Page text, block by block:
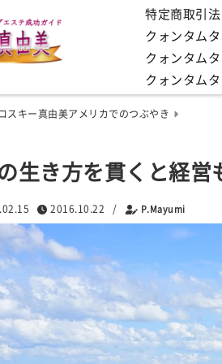
特定商取引法
クォンタム
クォンタム
クォンタム
スキー真由美アメリカでのつぶやき
生き方を貫くと経営
2016.10.22 / P.Mayumi